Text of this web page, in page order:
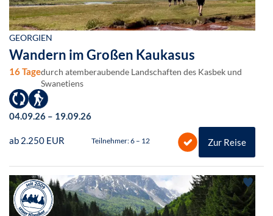
GEORGIEN
Wandern im Großen Kaukasus
16 Tagedurch atemberaubende Landschaften des Kasbek und
Swanetiens
04.09.26 – 19.09.26
ab 2.250 EUR Teilnehmer: 6 – 12 Zur Reise